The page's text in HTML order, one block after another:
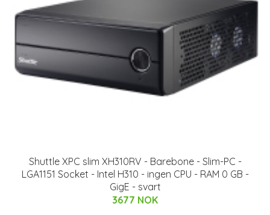
Shuttle XPC slim XH310RV - Barebone - Slim-PC -
LGA1151 Socket - Intel H310 - ingen CPU - RAM 0 GB -
GigE - svart
3677 NOK